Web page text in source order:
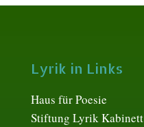
Lyrik in Links
Haus für Poesie
Stiftung Lyrik Kabinett